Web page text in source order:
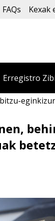
FAQs Kexak
Erregistro
behin-behineko atxikipenaren eta ordezkapen